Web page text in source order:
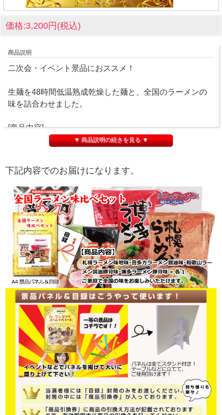
価格:3,200円(税込)
商品説明
二次会・イベント景品におススメ！
生麺を48時間低温熟成乾燥した麺と、全国のラーメンの
味を詰合わせました。
[商品内容]
札幌ラーメン味噌味･喜多方ラーメン醤油味･和歌山ラーメ
★★★A4景品パネル&目録でお届けします★★★
▼ 商品説明の続きを見る ▼
下記内容でのお届けになります。